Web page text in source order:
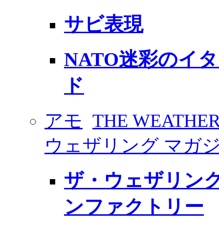
サビ表現
NATO迷彩のイ
ド
アモ THE
ウェザリング マガ
ザ・ウェザリン
ンファクトリー